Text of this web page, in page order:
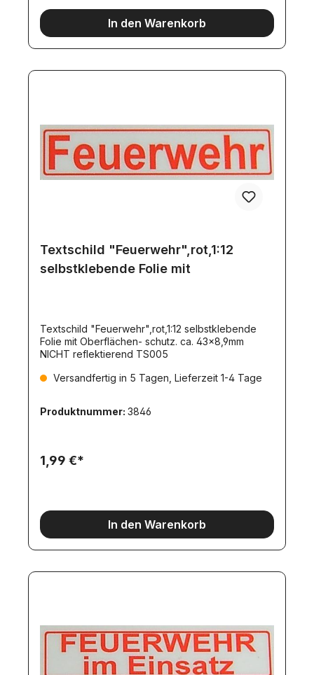
In den Warenkorb
Textschild "Feuerwehr",rot,1:12
selbstklebende Folie mit
Textschild "Feuerwehr",rot,1:12 selbstklebende
Folie mit Oberflächen- schutz. ca. 43x8,9mm
NICHT reflektierend TS005
Versandfertig in 5 Tagen, Lieferzeit 1-4 Tage
Produktnummer: 3846
1,99 €*
In den Warenkorb